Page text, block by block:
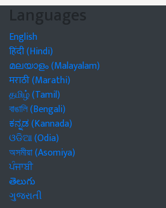
Languages
English
हिंदी (Hindi)
മലയാളം (Malayalam)
मराठी (Marathi)
தமிழ் (Tamil)
বাঙালি (Bengali)
ಕನ್ನಡ (Kannada)
ଓଡିଆ (Odia)
অসমীয়া (Asomiya)
ਪੰਜਾਬੀ
తెలుగు
ગુજરાતી